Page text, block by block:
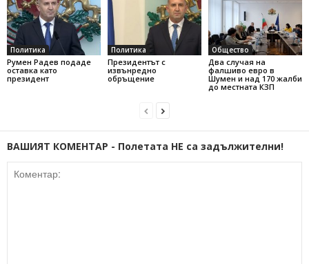
Политика
Румен Радев подаде
оставка като
президент
Политика
Президентът с
извънредно
обръщение
Общество
Два случая на
фалшиво евро в
Шумен и над 170 жалби
до местната КЗП
ВАШИЯТ КОМЕНТАР - Полетата НЕ са задължителни!